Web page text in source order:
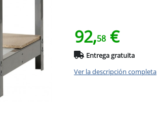
92,58 €
Entrega gratuita
Ver la descripción completa